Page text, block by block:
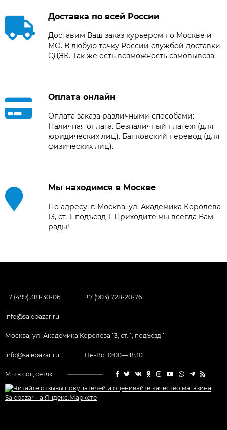
Доставка по всей России
Доставим Ваш заказ курьером по Москве и
МО. В любую точку России службой доставки
СДЭК. Так же есть возможность самовывоза.
Оплата онлайн
Оплата заказа различными способами:
Наличная оплата. Безналичный платеж (для
юридических лиц). Банковский перевод (для
физических лиц).
Мы находимся в Москве
По адресу: г. Москва, ул. Академика Королёва
13, ст. 1, подъезд 1. Приходите мы всегда Вам
рады!
+7 (499) 381-30-06 +7 (903) 728-20-76
info@salebazar.ru
Москва, ул. Академика Королёва 13, ст. 1, подъезд 1
info@salebazar.ru Пн-Вс 10:00—18:30
Мы в соц.сетях